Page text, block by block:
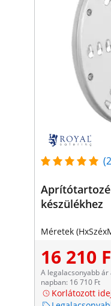
készülékhez
Méretek
16 210
A legalacsonyabb
napban: 16 710 Ft
Korlátozott